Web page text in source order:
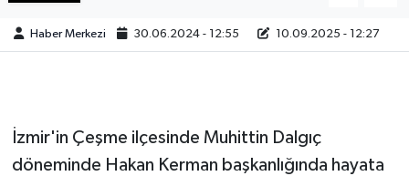
Haber Merkezi 30.06.2024 - 12:55 10.09.2025 - 12:27
İzmir'in Çeşme ilçesinde Muhittin Dalgıç
döneminde Hakan Kerman başkanlığında hayata